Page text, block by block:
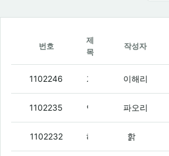
번호
제
목
작성자
1102246 이해리
1102235 파오리
1102232 핡